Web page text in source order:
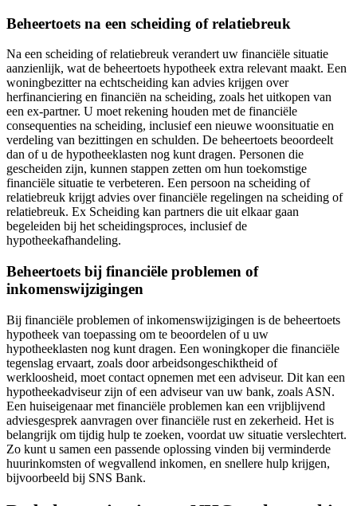
Beheertoets na een scheiding of relatiebreuk
Na een scheiding of relatiebreuk verandert uw financiële situatie
aanzienlijk, wat de beheertoets hypotheek extra relevant maakt. Een
woningbezitter na echtscheiding kan advies krijgen over
herfinanciering en financiën na scheiding, zoals het uitkopen van
een ex-partner. U moet rekening houden met de financiële
consequenties na scheiding, inclusief een nieuwe woonsituatie en
verdeling van bezittingen en schulden. De beheertoets beoordeelt
dan of u de hypotheeklasten nog kunt dragen. Personen die
gescheiden zijn, kunnen stappen zetten om hun toekomstige
financiële situatie te verbeteren. Een persoon na scheiding of
relatiebreuk krijgt advies over financiële regelingen na scheiding of
relatiebreuk. Ex Scheiding kan partners die uit elkaar gaan
begeleiden bij het scheidingsproces, inclusief de
hypotheekafhandeling.
Beheertoets bij financiële problemen of
inkomenswijzigingen
Bij financiële problemen of inkomenswijzigingen is de beheertoets
hypotheek van toepassing om te beoordelen of u uw
hypotheeklasten nog kunt dragen. Een woningkoper die financiële
tegenslag ervaart, zoals door arbeidsongeschiktheid of
werkloosheid, moet contact opnemen met een adviseur. Dit kan een
hypotheekadviseur zijn of een adviseur van uw bank, zoals ASN.
Een huiseigenaar met financiële problemen kan een vrijblijvend
adviesgesprek aanvragen over financiële rust en zekerheid. Het is
belangrijk om tijdig hulp te zoeken, voordat uw situatie verslechtert.
Zo kunt u samen een passende oplossing vinden bij verminderde
huurinkomsten of wegvallend inkomen, en snellere hulp krijgen,
bijvoorbeeld bij SNS Bank.